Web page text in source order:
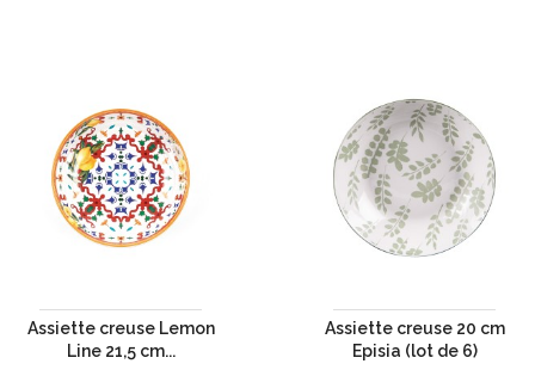
Assiette creuse Lemon
Line 21,5 cm...
Assiette creuse 20 cm
Episia (lot de 6)